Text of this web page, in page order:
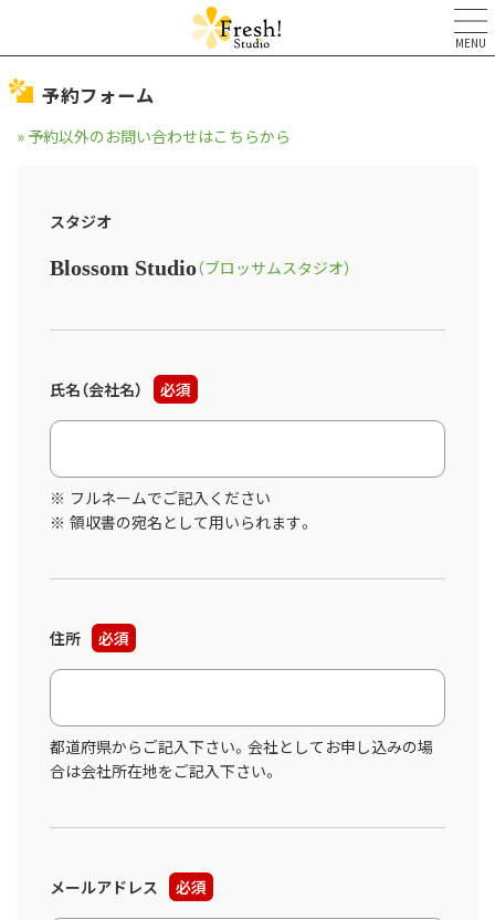
MENU
予約フォーム
» 予約以外のお問い合わせはこちらから
スタジオ
Blossom Studio（ブロッサムスタジオ）
氏名（会社名） 必須
フルネームでご記入ください
領収書の宛名として用いられます。
住所 必須
都道府県からご記入下さい。会社としてお申し込みの場
合は会社所在地をご記入下さい。
メールアドレス 必須